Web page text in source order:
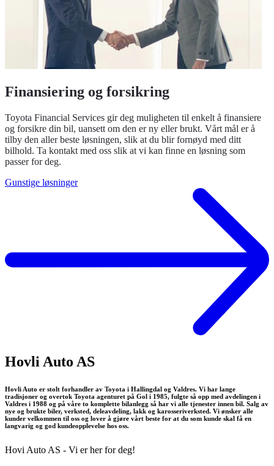
Finansiering og forsikring
Toyota Financial Services gir deg muligheten til enkelt å finansiere
og forsikre din bil, uansett om den er ny eller brukt. Vårt mål er å
tilby den aller beste løsningen, slik at du blir fornøyd med ditt
bilhold. Ta kontakt med oss slik at vi kan finne en løsning som
passer for deg.
Gunstige løsninger
Hovli Auto AS
Hovli Auto er stolt forhandler av Toyota i Hallingdal og Valdres. Vi har lange
tradisjoner og overtok Toyota agenturet på Gol i 1985, fulgte så opp med avdelingen i
Valdres i 1988 og på våre to komplette bilanlegg så har vi alle tjenester innen bil. Salg av
nye og brukte biler, verksted, deleavdeling, lakk og karosseriverksted. Vi ønsker alle
kunder velkommen til oss og lover å gjøre vårt beste for at du som kunde skal få en
langvarig og god kundeopplevelse hos oss.
Hovi Auto AS - Vi er her for deg!